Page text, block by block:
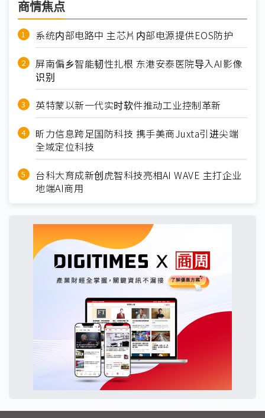
商情焦点
系统内部电路中 主芯片内部电源提供EOS防护
屏南偏乡智能韧性扎根 东港安泰医院导入AI影像
识别
英特蒙以新一代实时软件推动工业控制革新
昕力信息跨足国防科技 携手美商Juxta引进尖端
全域定位科技
台科大育成新创虎智科技亮相AI WAVE 主打企业
地端AI商用